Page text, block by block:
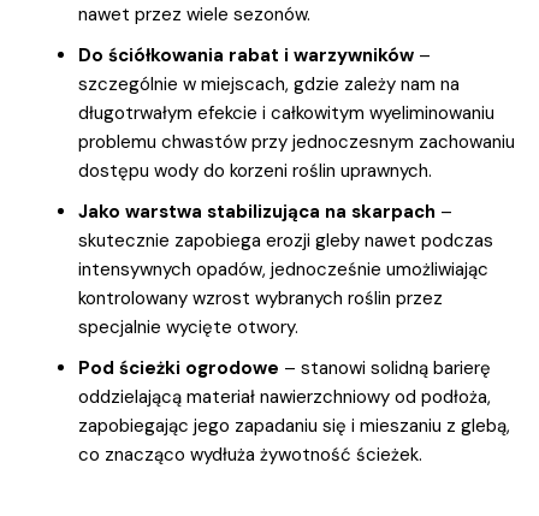
nawet przez wiele sezonów.
Do ściółkowania rabat i warzywników –
szczególnie w miejscach, gdzie zależy nam na
długotrwałym efekcie i całkowitym wyeliminowaniu
problemu chwastów przy jednoczesnym zachowaniu
dostępu wody do korzeni roślin uprawnych.
Jako warstwa stabilizująca na skarpach –
skutecznie zapobiega erozji gleby nawet podczas
intensywnych opadów, jednocześnie umożliwiając
kontrolowany wzrost wybranych roślin przez
specjalnie wycięte otwory.
Pod ścieżki ogrodowe – stanowi solidną barierę
oddzielającą materiał nawierzchniowy od podłoża,
zapobiegając jego zapadaniu się i mieszaniu z glebą,
co znacząco wydłuża żywotność ścieżek.